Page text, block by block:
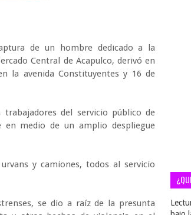
de un hombre dedicado a la
Central de Acapulco, derivó en
la avenida Constituyentes y 16 de
del servicio público de
en medio de un amplio despliegue
y camiones, todos al servicio
se dio a raíz de la presunta